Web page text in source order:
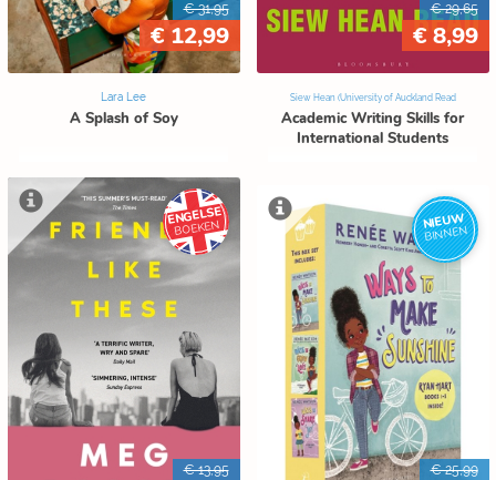
€ 31,95
€ 12,99
Lara Lee
A Splash of Soy
€ 29,65
€ 8,99
Siew Hean (University of Auckland Read
Academic Writing Skills for
International Students
ENGELSE
BOEKEN
€ 13,95
NIEUW
BINNEN
€ 25,99